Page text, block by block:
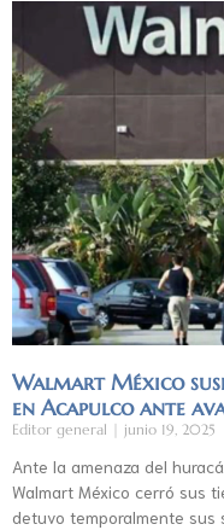
Walmart México
en Acapulco ante
Editor general junio 19, 2025
Ante la amenaza del
Walmart México cerró sus
detuvo temporalmente sus